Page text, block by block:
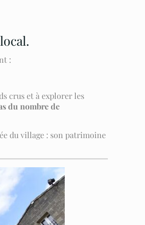
:
crus et à explorer les
du nombre de
du village : son patrimoine